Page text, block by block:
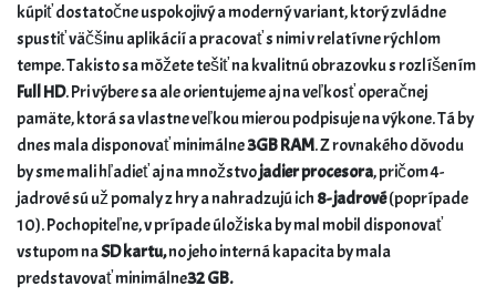
kúpiť dostatočne uspokojivý a moderný variant, ktorý zvládne
spustiť väčšinu aplikácií a pracovať s nimi v relatívne rýchlom
tempe. Takisto sa môžete tešiť na kvalitnú obrazovku s rozlíšením
Full HD. Pri výbere sa ale orientujeme aj na veľkosť operačnej
pamäte, ktorá sa vlastne veľkou mierou podpisuje na výkone. Tá by
dnes mala disponovať minimálne3GB RAM. Z rovnakého dôvodu
by sme mali hľadieť aj na množstvojadier procesora, pričom 4-
jadrové sú už pomaly z hry a nahradzujú ich 8- jadrové(poprípade
10). Pochopiteľne, v prípade úložiska by mal mobil disponovať
vstupom naSD kartu,no jeho interná kapacita by mala
predstavovať minimálne32 GB.